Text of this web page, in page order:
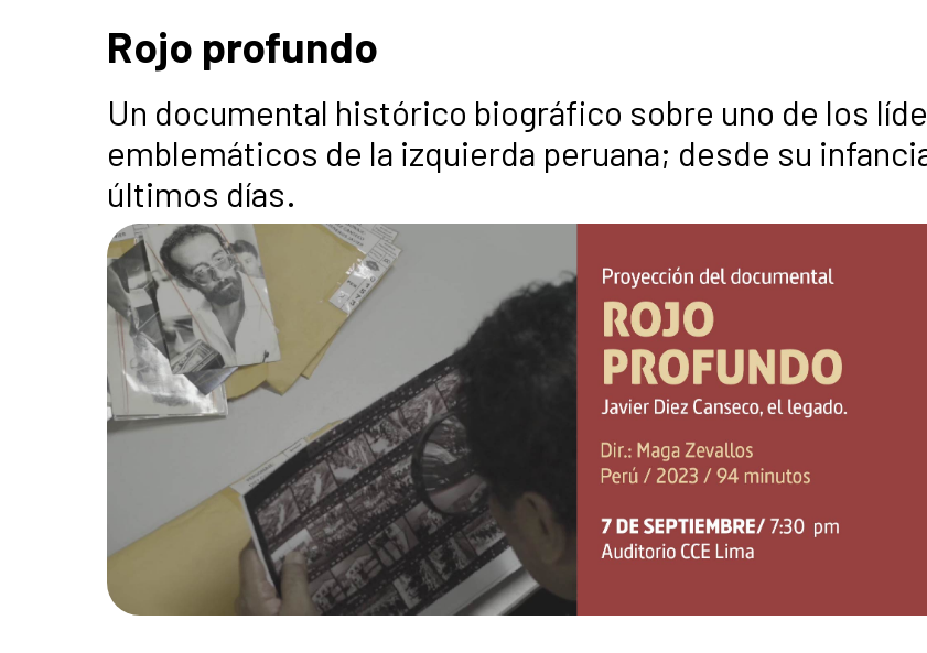
Rojo profundo
Un documental histórico biográfico sobre uno de los
emblemáticos de la izquierda peruana; desde su
últimos días.